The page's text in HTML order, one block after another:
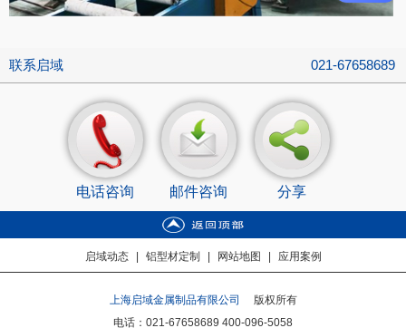
联系启域 021-67658689
电话咨询 邮件咨询 分享
启域动态 | 铝型材定制 | 网站地图 | 应用案例
上海启域金属制品有限公司
版权所有
电话：021-67658689 400-096-5058